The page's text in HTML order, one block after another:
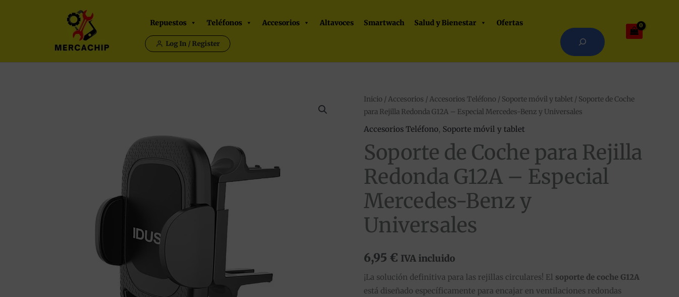
Repuestos Teléfonos Accesorios Altavoces Smartwach Salud y Bienestar Ofertas
Log In / Register
Cuando hay resultados
Inicio /Accesorios /Accesorios Teléfono / Soporte móvil y tablet / Soporte de Coche
para Rejilla Redonda G12A – Especial Mercedes-Benz y Universales
Accesorios Teléfono, Soporte móvil y tablet
Soporte de Coche para Rejilla
Redonda G12A – Especial
Mercedes-Benz y
Universales
6,95 € IVA incluido
¡La solución definitiva para las rejillas circulares! El soporte de coche G12A
está diseñado específicamente para encajar en ventilaciones redondas
Soporte
de
Coche
Rejilla
Redonda
G12A
–
Especial
Mercedes-
Benz
Universales
cantidad